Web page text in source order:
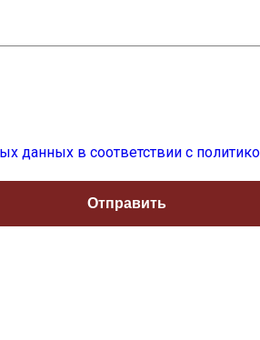
данных в соответствии с